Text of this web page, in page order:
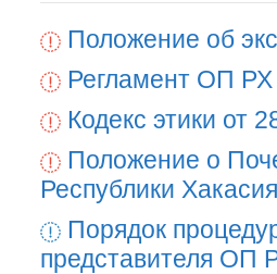
Положение об
Регламент ОП РХ
Кодекс этики от
Положение о
Республики Хакасия
Порядок
представителя ОП